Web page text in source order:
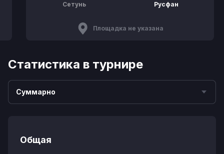
Сетунь Русфан
Площадка не указана
Статистика в турнире
Суммарно
Общая